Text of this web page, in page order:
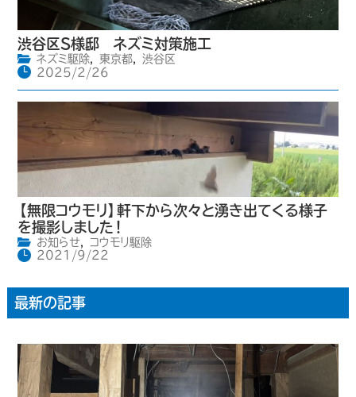
渋谷区S様邸 ネズミ対策施工
ネズミ駆除, 東京都,
渋谷区
2025/2/26
【無限コウモリ】軒下から次々と湧き出てくる様子
を撮影しました！
お知らせ,
コウモリ駆除
2021/9/22
最新の記事